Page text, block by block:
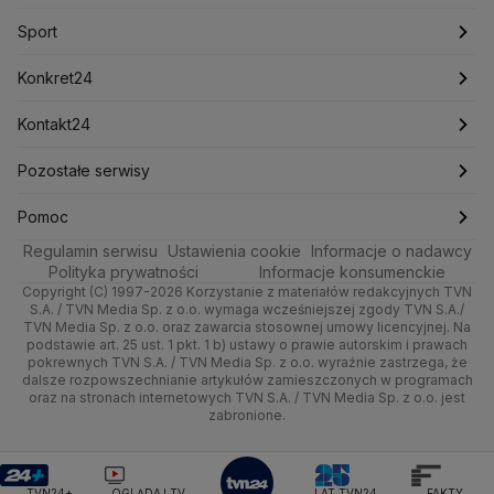
Mariusz Błaszczak
Mark Zuckerberg
Ministerstwo Aktywów Państwowych
Ministerstwo Infrastruktury
Ministerstwo Rolnictwa
Ministerstwo Rozwoju i Technologii
Ministerstwo Sportu i Turystyki
Ministerstwo Cyfryzacji
Ministerstwo Edukacji Narodowej
Ministerstwo Finansów
Ministerstwo Klimatu i Środowiska
Ministerstwo Nauki i Szkolnictwa Wyższego
Ministerstwo Rodziny, Pracy i Polityki Społecznej
Sport
Zdrowie
Technologia
Quizy
Tematy
Newslettery
Ludzie Faktów
Katowice
Kraków
Poznań
Trójmiasto
Kielce
Kujawsko-pomorskie
Lublin
Lubuskie
Opole
Notowania
Pieniądze
Nieruchomości
Rynki
Dla firm
Handel
Ze świata
Tech
Moto
Turystyka
Pogoda godzinowa
Pogoda długoterminowa
Pogoda na jutro
Pogoda na weekend
Najnowsze
Polska
Prognoza
Świat
Nauka
Podróże
Sport
Piłka Nożna
Tenis
Kolarstwo
Skoki Narciarskie
Sporty zimowe
Lekkoatletyka
Siatkówka
F1
Konkret24
Najnowsze
Polska
Świat
Polityka
Zdrowie
Tech
Nauka
Kontakt24
Najnowsze
Gorące Tematy
Wyślij zgłoszenie
Pozostałe serwisy
TVN
Dzień Dobry TVN
Uwaga TVN
HGTV
TVN Turbo
TVN7
Pomoc
Centrum pomocy
Test zgodności
Oglądaj na TV
Zrealizuj voucher
Regulamin serwisu Ustawienia cookie
Informacje o nadawcy
Polityka prywatności
Informacje konsumenckie
Copyright (C) 1997-2026 Korzystanie z materiałów redakcyjnych TVN
S.A. / TVN Media Sp. z o.o. wymaga wcześniejszej zgody TVN S.A./
TVN Media Sp. z o.o. oraz zawarcia stosownej umowy licencyjnej. Na
podstawie art. 25 ust. 1 pkt. 1 b) ustawy o prawie autorskim i prawach
pokrewnych TVN S.A. / TVN Media Sp. z o.o. wyraźnie zastrzega, że
dalsze rozpowszechnianie artykułów zamieszczonych w programach
oraz na stronach internetowych TVN S.A. / TVN Media Sp. z o.o. jest
zabronione.